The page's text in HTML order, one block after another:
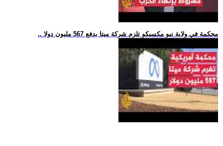
.. محكمة في ولاية نيو مكسيكو تلزم شركة ميتا بدفع 567 مليون دولا